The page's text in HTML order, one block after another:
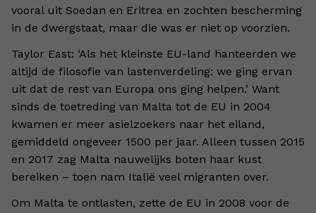
vooral uit Soedan en Eritrea en zochten bescherming
in de dwergstaat, maar die was er niet op voorzien.
Taylor East: ‘Als het kleinste EU-land hanteerden we
altijd de filosofie van lastenverdeling: we ging ervan
uit dat de rest van Europa ons ging helpen.’ Want
sinds de toetreding van Malta tot de EU in 2004
kwamen er meer asielzoekers naar het eiland,
gemiddeld ongeveer 1500 per jaar. Alleen tussen 2015
en 2017 zag Malta nauwelijks boten haar kust
bereiken – toen nam Italië veel migranten over.
Om Malta te ontlasten, zette de EU in 2008 voor de